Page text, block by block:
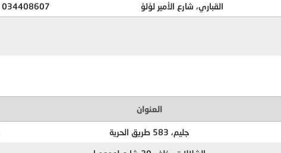
القباري، شارع الأمير لؤلؤ 034408607 – 034408502 – 034408559
العنوان
جليم، 583 طريق الحرية